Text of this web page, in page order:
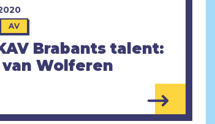
Brabants talent:
van Wolferen
AV